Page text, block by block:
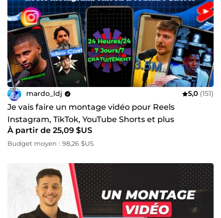
mardo_ldj 5,0 (151)
Je vais faire un montage vidéo pour Reels
Instagram, TikTok, YouTube Shorts et plus
À partir de 25,09 $US
Budget moyen : 98,26 $US